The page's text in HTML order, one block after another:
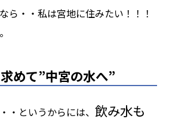
ら・・私は宮地に住みたい！！！
めて”中宮の水へ”
・というからには、 飲み水も